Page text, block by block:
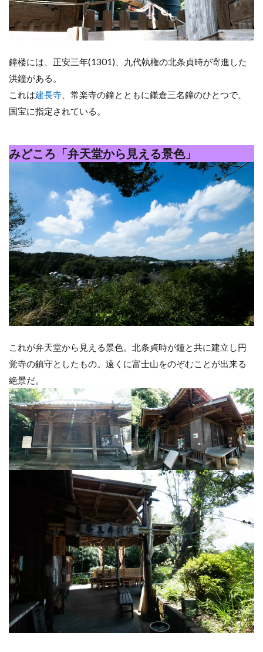
鐘楼には、正安三年(1301)、九代執権の北条貞時が寄進した
洪鐘がある。
これは建長寺 、常楽寺の鐘とともに鎌倉三名鐘のひとつで、
国宝に指定されている。
みどころ「弁天堂から見える景色」
これが弁天堂から見える景色。北条貞時が鐘と共に建立し円
覚寺の鎮守としたもの。遠くに富士山をのぞむことが出来る
絶景だ。